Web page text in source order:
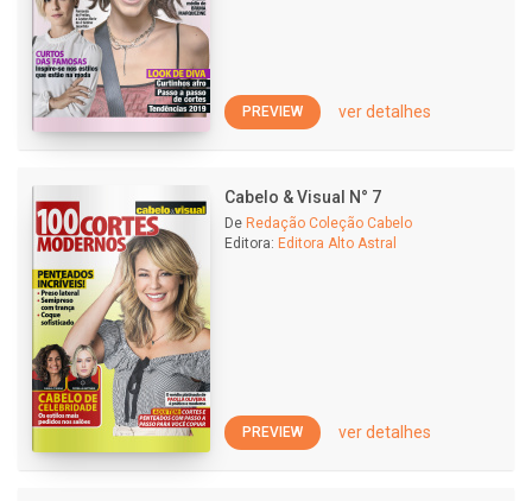
PREVIEW ver detalhes
Cabelo & Visual N° 7
De Redação Coleção Cabelo
Editora: Editora Alto Astral
PREVIEW ver detalhes